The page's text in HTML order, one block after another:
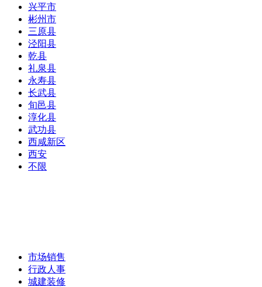
兴平市
彬州市
三原县
泾阳县
乾县
礼泉县
永寿县
长武县
旬邑县
淳化县
武功县
西咸新区
西安
不限
市场销售
行政人事
城建装修